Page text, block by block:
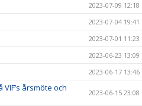
2023-07-09 12:18
2023-07-04 19:41
2023-07-01 11:23
2023-06-23 13:09
2023-06-17 13:46
årsmöte och
2023-06-15 23:08